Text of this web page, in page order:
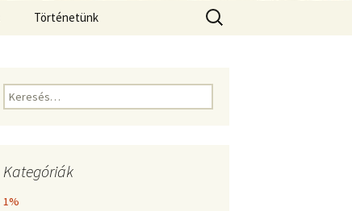
Történetünk
Keresés:
Keresés:
Kategóriák
1%